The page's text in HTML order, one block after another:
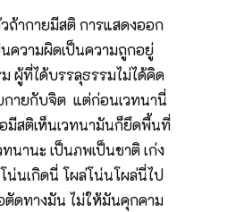
ากายมีสติ การแสดงออก
นความผิดเป็นความถูกอยู่
ผู้ที่ได้บรรลุธรรมไม่ได้คิด
กายกับจิต แต่ก่อนเวทนานี่
มีสติเห็นเวทนามันก็ยึดพื้นที่
านะ เป็นภพเป็นชาติ เก่ง
น่นเกิดนี่ โผล่โน่นโผล่นี่ไป
ตัดทางมัน ไม่ให้มันคุกคาม